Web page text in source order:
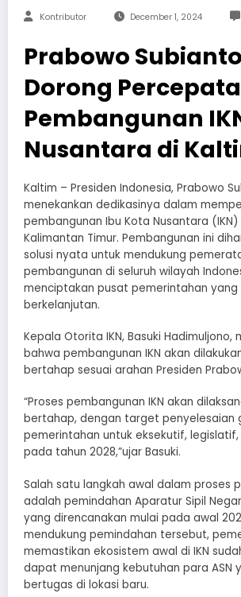
Kontributor December 1, 2024
Prabowo Subianto
Dorong
Pembangunan
Nusantara di
Kaltim – Presiden Indonesia, Prabowo
menekankan dedikasinya dalam
pembangunan Ibu Kota Nusantara
Kalimantan Timur. Pembangunan ini
solusi nyata untuk mendukung
pembangunan di seluruh wilayah
menciptakan pusat pemerintahan yang
berkelanjutan.
Kepala Otorita IKN, Basuki Hadimuljono,
bahwa pembangunan IKN akan
bertahap sesuai arahan Presiden
“Proses pembangunan IKN akan
bertahap, dengan target penyelesaian
pemerintahan untuk eksekutif,
pada tahun 2028,”ujar Basuki.
Salah satu langkah awal dalam proses
adalah pemindahan Aparatur Sipil
yang direncanakan mulai pada awal
mendukung pemindahan tersebut,
memastikan ekosistem awal di IKN
dapat menunjang kebutuhan para ASN
bertugas di lokasi baru.